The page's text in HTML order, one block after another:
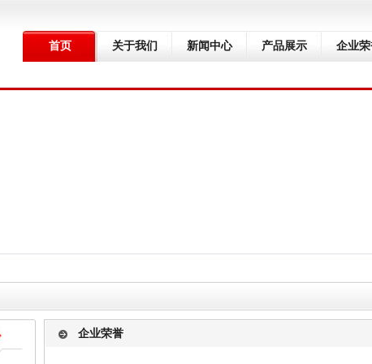
首页 关于我们 新闻中心 产品展示 企业
企业荣誉